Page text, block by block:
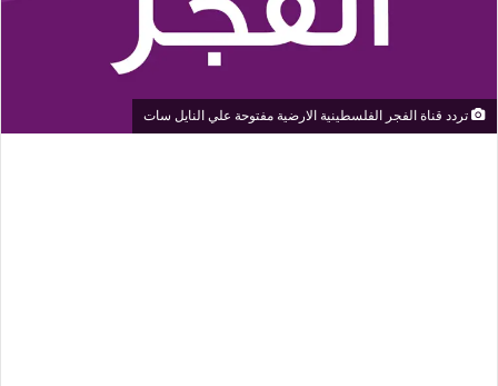
تردد قناة الفجر الفلسطينية الارضية مفتوحة علي النايل سات